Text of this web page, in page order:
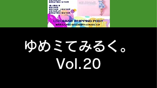
ゆめミてみるく。
Vol.20